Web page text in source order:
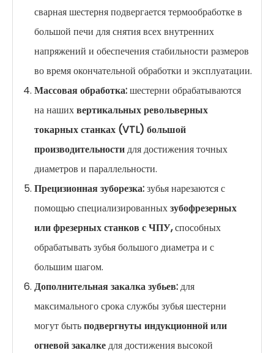
сварная шестерня подвергается термообработке в
большой печи для снятия всех внутренних
напряжений и обеспечения стабильности размеров
во время окончательной обработки и эксплуатации.
Массовая обработка:шестерни обрабатываются
на нашихвертикальных револьверных
токарных станках (VTL) большой
производительностидля достижения точных
диаметров и параллельности.
Прецизионная зуборезка:зубья нарезаются с
помощью специализированныхзубофрезерных
или фрезерных станков с ЧПУ,способных
обрабатывать зубья большого диаметра и с
большим шагом.
Дополнительная закалка зубьев:для
максимального срока службы зубья шестерни
могут бытьподвергнуты индукционной или
огневой закалкедля достижения высокой